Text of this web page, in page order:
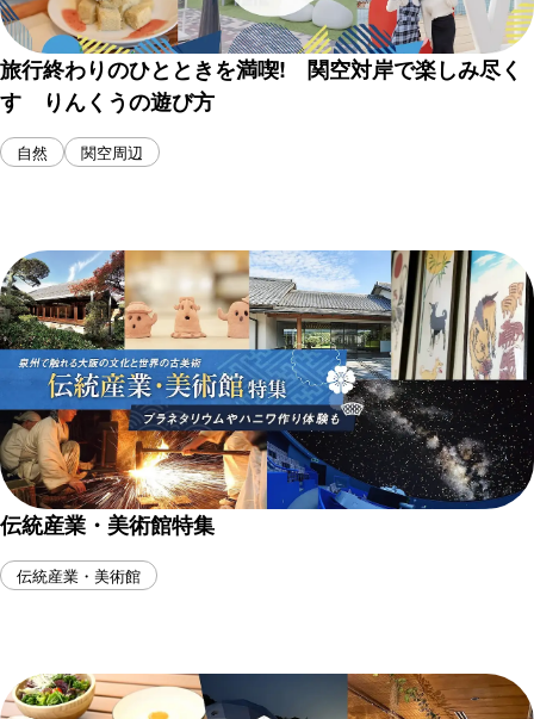
旅行終わりのひとときを満喫! 関空対岸で楽しみ尽く
す りんくうの遊び方
自然 関空周辺
伝統産業・美術館特集
伝統産業・美術館